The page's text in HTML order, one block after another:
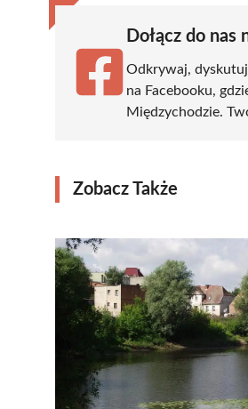
Dołącz do nas
Odkrywaj, dyskutuj
na Facebooku,
Międzychodzie.
Zobacz Także